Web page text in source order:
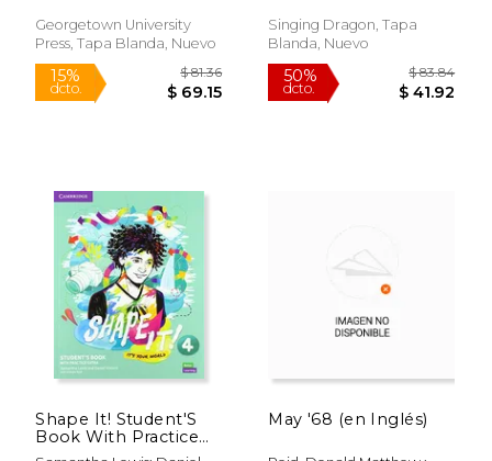
Daniel P.
Georgetown University
Press, Tapa Blanda, Nuevo
Singing Dragon, Tapa
Blanda, Nuevo
Shape It! Student'S
Book With Practice
Extra. Level 4 (New
May '68 (en Inglés)